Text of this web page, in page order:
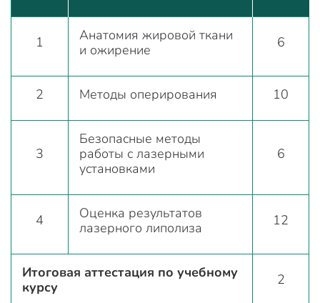
1
Анатомия жировой ткани
и ожирение
6
2 Методы оперирования 10
3
Безопасные методы
работы с лазерными
установками
6
4
Оценка результатов
лазерного липолиза
12
Итоговая аттестация по учебному
курсу
2